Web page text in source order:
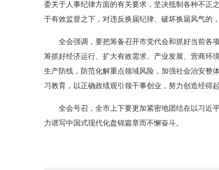
委关于人事纪律方面的有关要求，坚决抵制各种不正
于有效监督之下，对违反换届纪律、破坏换届风气的
全会强调，要把筹备召开市党代会和抓好当前各
筹抓好经济运行、扩大有效需求、产业发展、营商环
生产防线，防范化解重点领域风险，加强社会治安整
习教育，以正确政绩观引领干事创业，努力创造经得
全会号召，全市上下要更加紧密地团结在以习近
力谱写中国式现代化盘锦篇章而不懈奋斗。